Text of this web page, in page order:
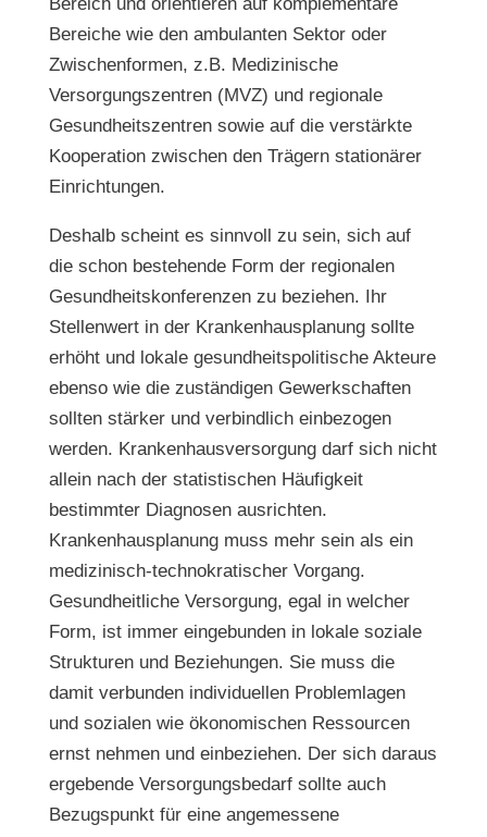
Bereiche wie den ambulanten Sektor oder
Zwischenformen, z.B. Medizinische
Versorgungszentren (MVZ) und regionale
Gesundheitszentren sowie auf die verstärkte
Kooperation zwischen den Trägern stationärer
Einrichtungen.
Deshalb scheint es sinnvoll zu sein, sich auf
die schon bestehende Form der regionalen
Gesundheitskonferenzen zu beziehen. Ihr
Stellenwert in der Krankenhausplanung sollte
erhöht und lokale gesundheitspolitische Akteure
ebenso wie die zuständigen Gewerkschaften
sollten stärker und verbindlich einbezogen
werden. Krankenhausversorgung darf sich nicht
allein nach der statistischen Häufigkeit
bestimmter Diagnosen ausrichten.
Krankenhausplanung muss mehr sein als ein
medizinisch-technokratischer Vorgang.
Gesundheitliche Versorgung, egal in welcher
Form, ist immer eingebunden in lokale soziale
Strukturen und Beziehungen. Sie muss die
damit verbunden individuellen Problemlagen
und sozialen wie ökonomischen Ressourcen
ernst nehmen und einbeziehen. Der sich daraus
ergebende Versorgungsbedarf sollte auch
Bezugspunkt für eine angemessene